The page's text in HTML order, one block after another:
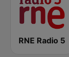
RNE Radio 5